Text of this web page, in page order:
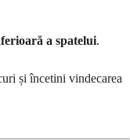
a spatelui.
și încetini vindecarea